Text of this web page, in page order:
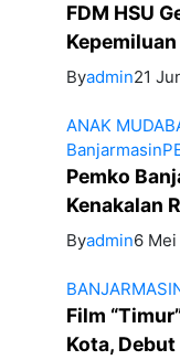
FDM HSU
Byadmin21
ANAK MUDA
Banjarmasin
Pemko
Kenakalan
Byadmin6
Film
Kota,